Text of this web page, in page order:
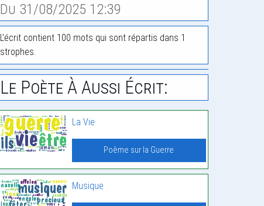
Du 31/08/2025 12:39
L'écrit contient 100 mots qui sont répartis dans 1
strophes.
Le Poète À Aussi Écrit:
La Vie
Poème sur la Guerre
Musique